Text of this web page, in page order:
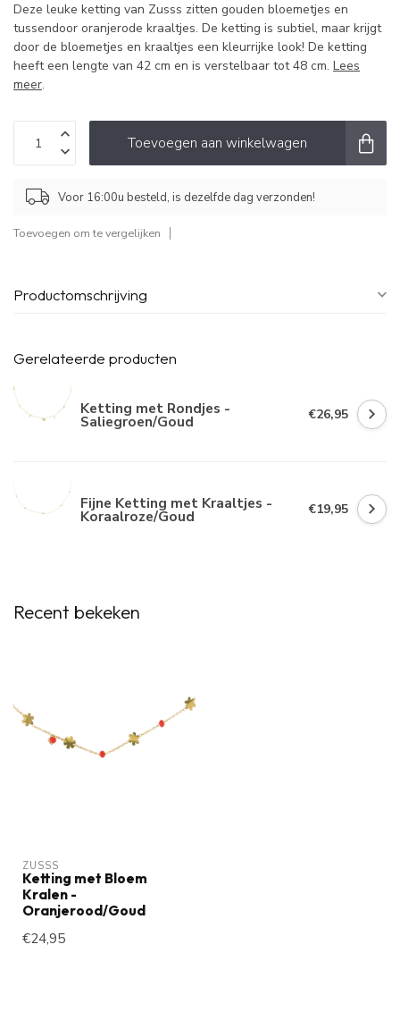
Deze leuke ketting van Zusss zitten gouden bloemetjes en
tussendoor oranjerode kraaltjes. De ketting is subtiel, maar krijgt
door de bloemetjes en kraaltjes een kleurrijke look! De ketting
heeft een lengte van 42 cm en is verstelbaar tot 48 cm. Lees
meer.
Toevoegen aan winkelwagen
Voor 16:00u besteld, is dezelfde dag verzonden!
Toevoegen om te vergelijken
Productomschrijving
Gerelateerde producten
Ketting met Rondjes -
Saliegroen/Goud €26,95
Fijne Ketting met Kraaltjes -
Koraalroze/Goud €19,95
Recent bekeken
ZUSSS
Ketting met Bloem
Kralen -
Oranjerood/Goud
€24,95